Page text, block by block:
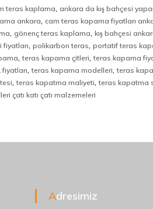
teras kaplama,ankara da kış bahçesi
ankara,cam teras kapama fiyatları
,gönenç teras kaplama,kış bahçesi
fiyatları,polikarbon teras,portatif teras
,teras kapama çitleri,teras kapama
,teras kapama modelleri,teras
,teras kapatma maliyeti,teras kapatma
çatı katı çatı malzemeleri
Adresimiz